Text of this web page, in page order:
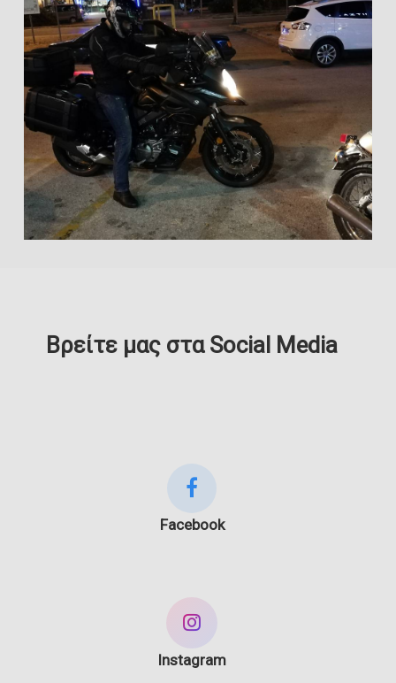
Βρείτε μας στα Social Media
Facebook
Instagram